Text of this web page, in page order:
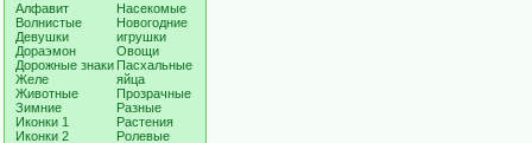
Алфавит
Волнистые
Девушки
Дораэмон
Дорожные знаки
Желе
Животные
Зимние
Иконки 1
Иконки 2
Насекомые
Новогодние
игрушки
Овощи
Пасхальные
яйца
Прозрачные
Разные
Растения
Ролевые